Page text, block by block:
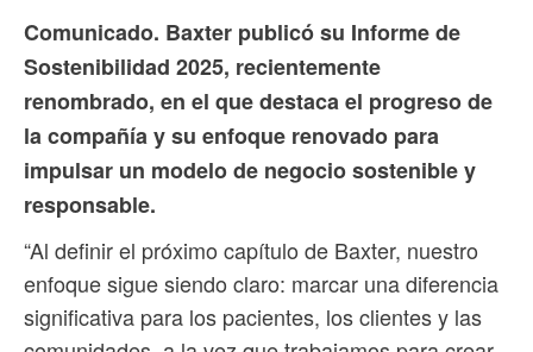
Comunicado. Baxter publicó su Informe de
Sostenibilidad 2025, recientemente
renombrado, en el que destaca el progreso de
la compañía y su enfoque renovado para
impulsar un modelo de negocio sostenible y
responsable.
“Al definir el próximo capítulo de Baxter, nuestro
enfoque sigue siendo claro: marcar una diferencia
significativa para los pacientes, los clientes y las